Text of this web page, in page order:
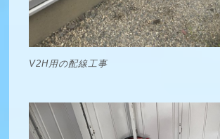
V2H用の配線工事